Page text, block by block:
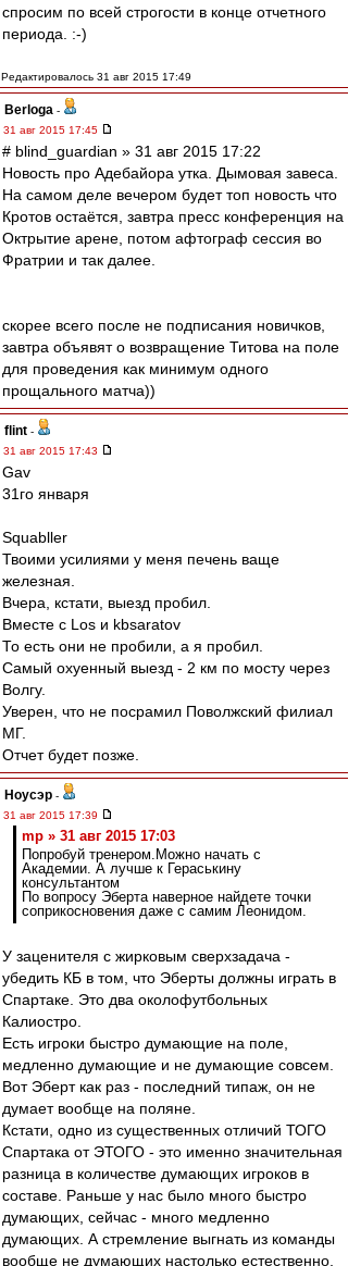
спросим по всей строгости в конце отчетного
периода. :-)
Редактировалось 31 авг 2015 17:49
Berloga -
31 авг 2015 17:45
# blind_guardian » 31 авг 2015 17:22
Новость про Адебайора утка. Дымовая завеса.
На самом деле вечером будет топ новость что
Кротов остаётся, завтра пресс конференция на
Октрытие арене, потом афтограф сессия во
Фратрии и так далее.
скорее всего после не подписания новичков,
завтра объявят о возвращение Титова на поле
для проведения как минимум одного
прощального матча))
flint -
31 авг 2015 17:43
Gav
31го января
Squabller
Твоими усилиями у меня печень ваще
железная.
Вчера, кстати, выезд пробил.
Вместе с Los и kbsaratov
То есть они не пробили, а я пробил.
Самый охуенный выезд - 2 км по мосту через
Волгу.
Уверен, что не посрамил Поволжский филиал
МГ.
Отчет будет позже.
Ноусэр -
31 авг 2015 17:39
mp » 31 авг 2015 17:03
Попробуй тренером.Можно начать с
Академии. А лучше к Гераськину
консультантом
По вопросу Эберта наверное найдете точки
соприкосновения даже с самим Леонидом.
У заценителя с жирковым сверхзадача -
убедить КБ в том, что Эберты должны играть в
Спартаке. Это два околофутбольных
Калиостро.
Есть игроки быстро думающие на поле,
медленно думающие и не думающие совсем.
Вот Эберт как раз - последний типаж, он не
думает вообще на поляне.
Кстати, одно из существенных отличий ТОГО
Спартака от ЭТОГО - это именно значительная
разница в количестве думающих игроков в
составе. Раньше у нас было много быстро
думающих, сейчас - много медленно
думающих. А стремление выгнать из команды
вообще не думающих настолько естественно,